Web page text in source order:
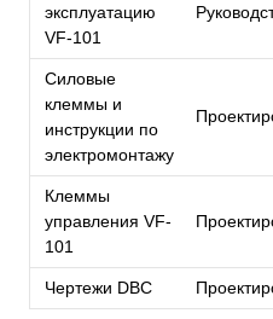
эксплуатацию
VF-101
Силовые
клеммы и
инструкции по
электромонтажу
Клеммы
управления VF-
101
Чертежи DBC